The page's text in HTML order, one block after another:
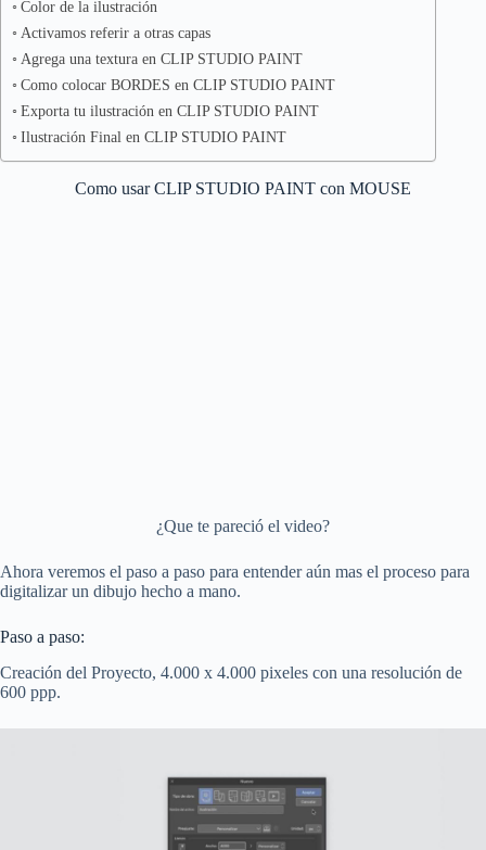
Color de la ilustración
Activamos referir a otras capas
Agrega una textura en CLIP STUDIO PAINT
Como colocar BORDES en CLIP STUDIO PAINT
Exporta tu ilustración en CLIP STUDIO PAINT
Ilustración Final en CLIP STUDIO PAINT
Como usar CLIP STUDIO PAINT con MOUSE
¿Que te pareció el video?
Ahora veremos el paso a paso para entender aún mas el proceso para
digitalizar un dibujo hecho a mano.
Paso a paso:
Creación del Proyecto, 4.000 x 4.000 pixeles con una resolución de
600 ppp.